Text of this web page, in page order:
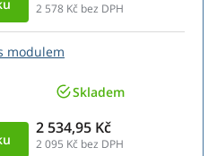
2 578 Kč bez DPH
modulem
Skladem
2 534,95 Kč
2 095 Kč bez DPH